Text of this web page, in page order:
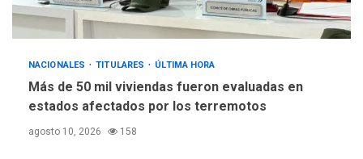
NACIONALES TITULARES ÚLTIMA HORA
Más de 50 mil viviendas fueron evaluadas en
estados afectados por los terremotos
agosto 10, 2026 158